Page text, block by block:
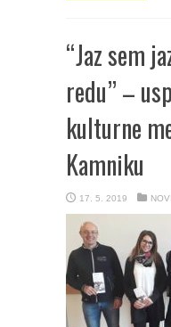
“Jaz sem
redu” –
kulturne
Kamniku
17. 5. 2019